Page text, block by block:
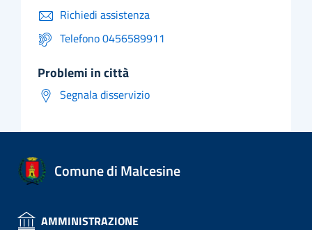
Richiedi assistenza
Telefono 0456589911
problemi in città
Segnala disservizio
Comune di Malcesine
AMMINISTRAZIONE